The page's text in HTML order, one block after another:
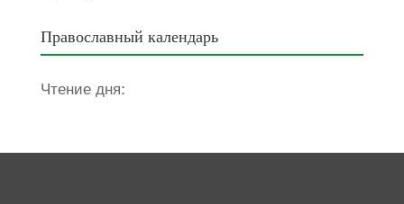
Православный календарь
Чтение дня: